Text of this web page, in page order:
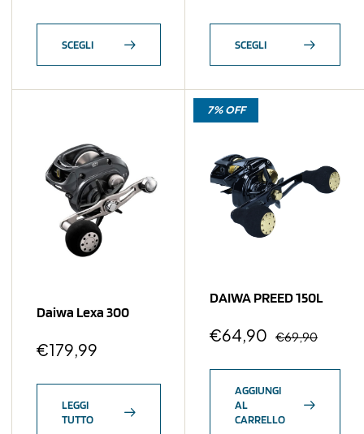
SCEGLI SCEGLI
Daiwa Lexa 300
€179,99
LEGGI
TUTTO
7% OFF
DAIWA PREED 150L
€69,90
€64,90
AGGIUNGI
AL
CARRELLO